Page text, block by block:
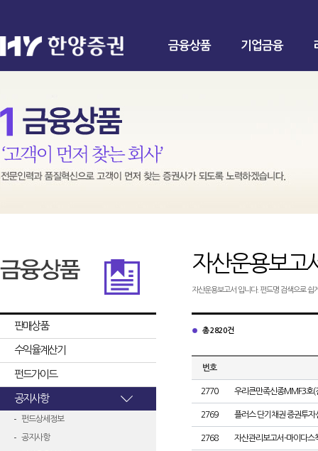
금융상품 기업금융
판매상품
수익율계산기
펀드가이드
공지사항
펀드상세정보
공지사항
자산운용보고
자산운용보고서 입니다. 펀드명 검색으로 쉽
총 2820건
번호
2770 우리큰만족신종MMF3호(
2769 플러스 단기채권 증권투
2768 자산관리보고서-마이다스